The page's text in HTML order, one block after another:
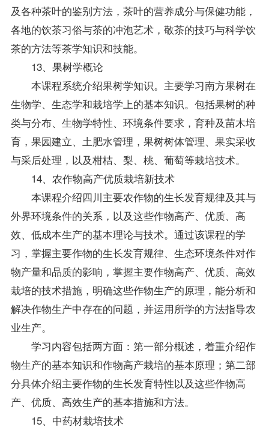
及各种茶叶的鉴别方法，茶叶的营养成分与保健功能，
各地的饮茶习俗与茶的冲泡艺术，敬茶的技巧与科学饮
茶的方法等茶学知识和技能。
13、果树学概论
本课程系统介绍果树学知识。主要学习南方果树在
生物学、生态学和栽培学上的基本知识。包括果树的种
类与分布、生物学特性、环境条件要求，育种及苗木培
育，果园建立、土肥水管理，果树树体管理、果实采收
与采后处理，以及柑桔、梨、桃、葡萄等栽培技术。
14、农作物高产优质栽培新技术
本课程介绍四川主要农作物的生长发育规律及其与
外界环境条件的关系，以及这些作物高产、优质、高
效、低成本生产的基本理论与技术。通过该课程的学
习，掌握主要作物的生长发育规律、生态环境条件对作
物产量和品质的影响，掌握主要作物高产、优质、高效
栽培的技术措施，明确这些作物生产的原理，能分析和
解决作物生产中存在的问题，并运用所学的方法指导农
业生产。
学习内容包括两方面：第一部分概述，着重介绍作
物生产的基本知识和作物高产栽培的基本原理；第二部
分具体介绍主要作物的生长发育特性以及这些作物高
产、优质、高效生产的基本措施和方法。
15、中药材栽培技术